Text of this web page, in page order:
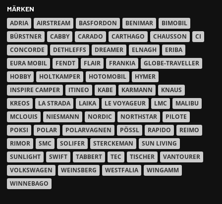
MÄRKEN
ADRIA
AIRSTREAM BASFORDON BENIMAR
BIMOBIL
BÜRSTNER
CABBY CARADO CARTHAGO CHAUSSON
CI
CONCORDE
DETHLEFFS DREAMER ELNAGH
ERIBA
EURA MOBIL
FENDT FLAIR FRANKIA
GLOBE-TRAVELLER
HOBBY
HOLTKAMPER HOTOMOBIL
HYMER
INSPIRE CAMPER
ITINEO KABE KARMANN
KNAUS
KREOS
LA STRADA LAIKA LE VOYAGEUR LMC
MALIBU
MCLOUIS
NIESMANN NORDIC NORTHSTAR
PILOTE
POKSI
POLAR POLARVAGNEN PÖSSL RAPIDO
REIMO
RIMOR
SMC SOLIFER STERCKEMAN
SUN LIVING
SUNLIGHT
SWIFT TABBERT TEC TISCHER
VANTOURER
VOLKSWAGEN
WEINSBERG WESTFALIA
WINGAMM
WINNEBAGO